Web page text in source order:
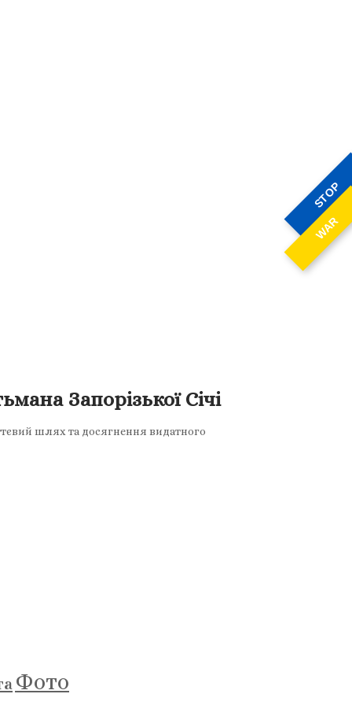
STOP
WAR
Запорізької Січі
шлях та досягнення видатного
Фото